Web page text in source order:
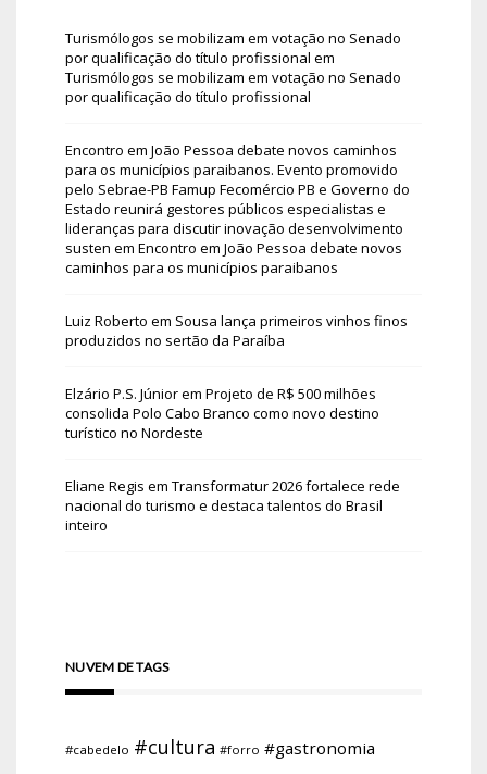
Turismólogos se mobilizam em votação no Senado
por qualificação do título profissional em
Turismólogos se mobilizam em votação no Senado
por qualificação do título profissional
Encontro em João Pessoa debate novos caminhos
para os municípios paraibanos. Evento promovido
pelo Sebrae-PB Famup Fecomércio PB e Governo do
Estado reunirá gestores públicos especialistas e
lideranças para discutir inovação desenvolvimento
susten em Encontro em João Pessoa debate novos
caminhos para os municípios paraibanos
Luiz Roberto em Sousa lança primeiros vinhos finos
produzidos no sertão da Paraíba
Elzário P.S. Júniorem Projeto de R$ 500 milhões
consolida Polo Cabo Branco como novo destino
turístico no Nordeste
Eliane Regis em Transformatur 2026 fortalece rede
nacional do turismo e destaca talentos do Brasil
inteiro
NUVEM DE TAGS
#cabedelo #cultura #forro #gastronomia